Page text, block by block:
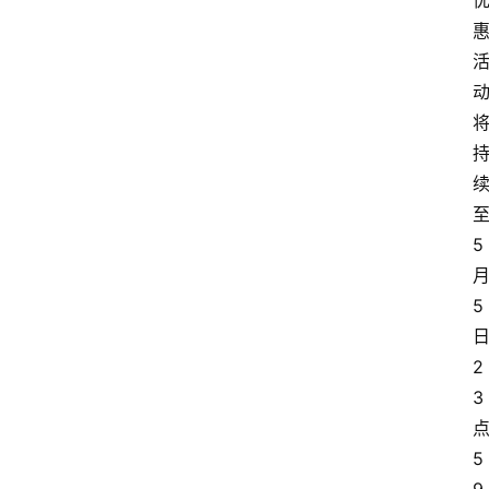
惠
活
动
将
持
续
至
5
月
5
日
2
3
点
5